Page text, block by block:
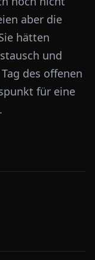
aber die
hätten
und
des offenen
für eine